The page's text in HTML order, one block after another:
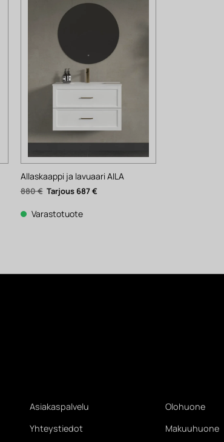
Allaskaappi ja lavuaari AILA
880€ Alkuperäinen
hinta
880 €.
687€
Varastotuote
Asiakaspalvelu
Yhteystiedot
Olohuone
Makuuhuone